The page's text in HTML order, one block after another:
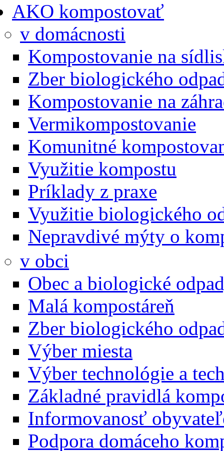
AKO kompostovať
v domácnosti
Kompostovanie na
Zber biologického
Kompostovanie na
Vermikompostovanie
Komunitné
Využitie kompostu
Príklady z praxe
Využitie biologického
Nepravdivé mýty o
v obci
Obec a biologické
Malá kompostáreň
Zber biologického
Výber miesta
Výber technológie a
Základné pravidlá
Informovanosť
Podpora domáceho